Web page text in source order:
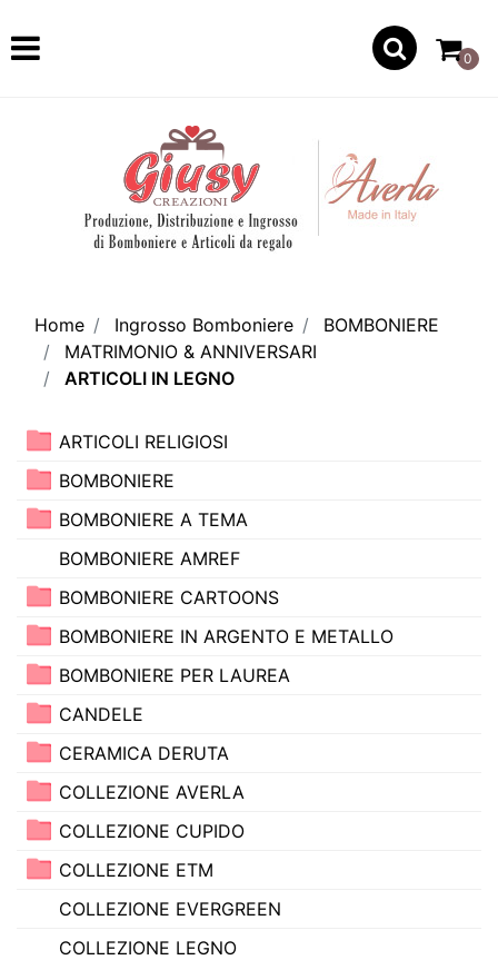
Open
0
Home Ingrosso Bomboniere
BOMBONIERE
MATRIMONIO & ANNIVERSARI
ARTICOLI IN LEGNO
ARTICOLI RELIGIOSI
BOMBONIERE
BOMBONIERE A TEMA
BOMBONIERE AMREF
BOMBONIERE CARTOONS
BOMBONIERE IN ARGENTO E METALLO
BOMBONIERE PER LAUREA
CANDELE
CERAMICA DERUTA
COLLEZIONE AVERLA
COLLEZIONE CUPIDO
COLLEZIONE ETM
COLLEZIONE EVERGREEN
COLLEZIONE LEGNO